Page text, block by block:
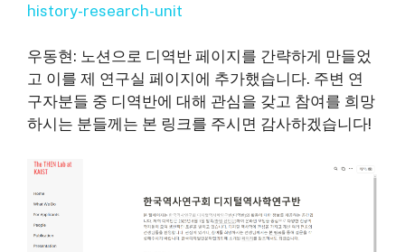
history-research-unit
우동현: 노션으로 디역반 페이지를 간략하게 만들었
고 이를 제 연구실 페이지에 추가했습니다. 주변 연
구자분들 중 디역반에 대해 관심을 갖고 참여를 희망
하시는 분들께는 본 링크를 주시면 감사하겠습니다!